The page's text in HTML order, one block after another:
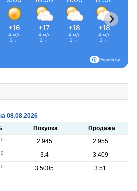
+16
4 м/с
З ←
+17
4 м/с
З ←
+18
4 м/с
З ←
+18
4 м/с
З ←
Pogoda.by